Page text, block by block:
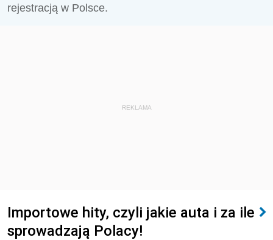
rejestracją w Polsce.
REKLAMA
Importowe hity, czyli jakie auta i za ile
sprowadzają Polacy!